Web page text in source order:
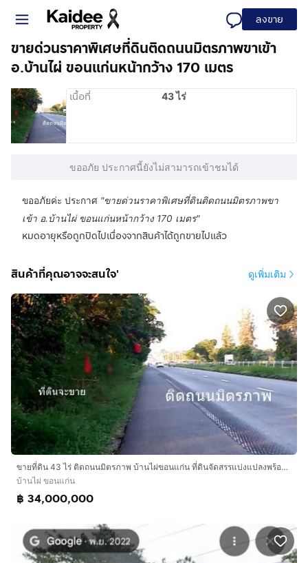
ลงขาย
ขายด่วนราคาพิเศษที่ดินติดถนนมิตรภาพขาเข้า
อ.บ้านไผ่ ขอนแก่นหน้ากว้าง 170 เมตร
เนื้อที่ 43 ไร่
ขออภัย ประกาศนี้ยังไม่สามารถเข้าชมได้
ขออภัยค่ะ ประกาศ "ขายด่วนราคาพิเศษที่ดินติดถนนมิตรภาพขา
เข้า อ.บ้านไผ่ ขอนแก่นหน้ากว้าง 170 เมตร"
หมดอายุหรือถูกปิดไปเนื่องจากสินค้าได้ถูกขายไปแล้ว
สินค้าที่คุณอาจจะสนใจ' ดูเพิ่มเติม
ขายที่ดิน 43 ไร่ ติดถนนมิตรภาพ บ้านไผ่ขอนแก่น ที่ดินจัดสรรแบ่งแปลงพร้อมขาย ขายยกโครงการ ขายถูกมาก
บ้านไผ่ ขอนแก่น
฿ 34,000,000